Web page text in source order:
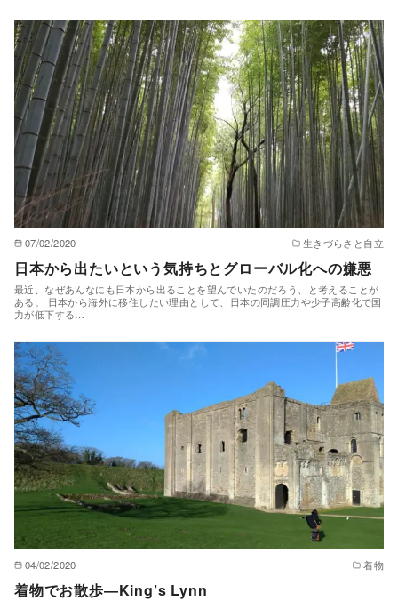
07/02/2020 生きづらさと自立
日本から出たいという気持ちとグローバル化への嫌悪
最近、なぜあんなにも日本から出ることを望んでいたのだろう、と考えることが
ある。 日本から海外に移住したい理由として、日本の同調圧力や少子高齢化で国
力が低下する…
04/02/2020 着物
着物でお散歩―King’s Lynn